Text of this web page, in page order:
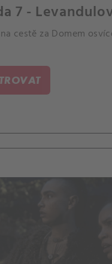
7 -
cestě za Domem